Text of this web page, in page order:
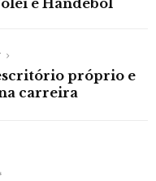
e Handebol
próprio e
carreira